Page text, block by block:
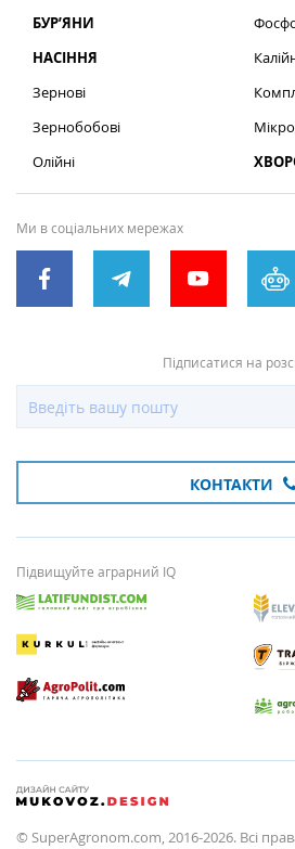
БУР’ЯНИ
НАСІННЯ
Зернові
Зернобобові
Олійні
Ми в соціальних мережах
Підписатися на
КОНТАКТИ
Підвищуйте аграрний IQ
© SuperAgronom.com, 2016-2026. Всі